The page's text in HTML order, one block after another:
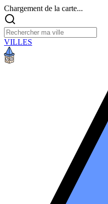
Chargement de la carte...
VILLES